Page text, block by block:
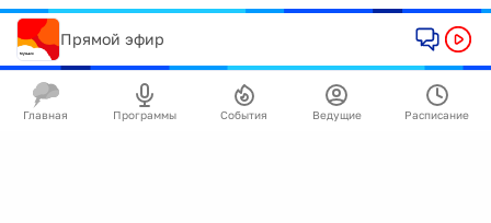
Прямой эфир
Главная Программы События Ведущие Расписание